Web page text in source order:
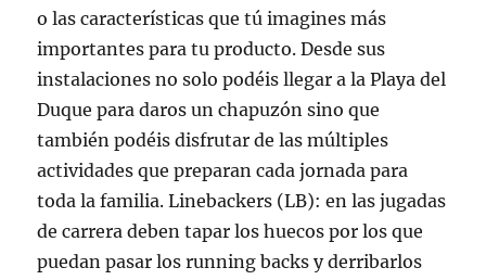
o las características que tú imagines más
importantes para tu producto. Desde sus
instalaciones no solo podéis llegar a la Playa del
Duque para daros un chapuzón sino que
también podéis disfrutar de las múltiples
actividades que preparan cada jornada para
toda la familia. Linebackers (LB): en las jugadas
de carrera deben tapar los huecos por los que
puedan pasar los running backs y derribarlos